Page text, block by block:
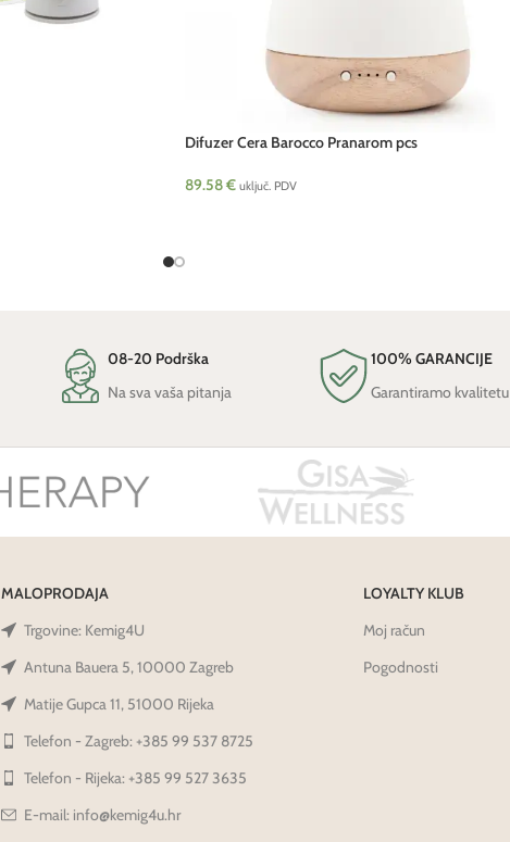
Difuzer Cera Barocco Pranarom pcs
89.58€ uključ. PDV
08-20 Podrška
Na sva vaša pitanja
100% GARANCIJE
Garantiramo kvalitetu
MALOPRODAJA
Trgovine: Kemig4U
Antuna Bauera 5, 10000 Zagreb
Matije Gupca 11, 51000 Rijeka
Telefon - Zagreb: +385 99 537 8725
Telefon - Rijeka: +385 99 527 3635
E-mail: info@kemig4u.hr
LOYALTY KLUB
Moj račun
Pogodnosti